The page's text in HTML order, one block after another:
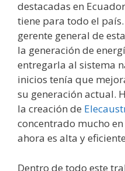
destacadas en
tiene para todo el
gerente general de
la generación de
entregarla al sistema
inicios tenía que
su generación actual.
la creación de
concentrado mucho
ahora es alta y
Dentro de todo este